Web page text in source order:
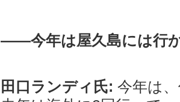
――今年は屋久島には行
田口ランディ氏: 今年は